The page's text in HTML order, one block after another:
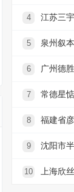
4 江苏三
5 泉州叙
6 广州德
7 常德星
8 福建省
9
10